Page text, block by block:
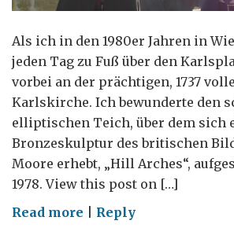
Als ich in den 1980er Jahren in
jeden Tag zu Fuß über den
vorbei an der prächtigen, 1737
Karlskirche. Ich bewunderte den
elliptischen Teich, über dem sich
Bronzeskulptur des britischen
Moore erhebt, „Hill Arches“,
1978. View this post on […]
Read more onReply